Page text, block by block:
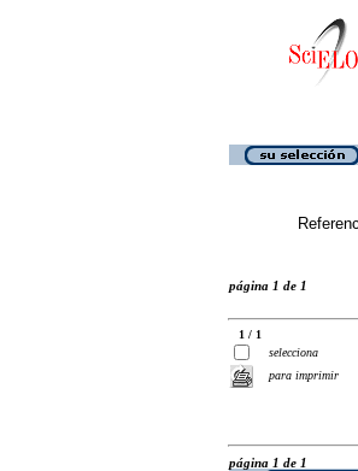
página 1 de 1
1 / 1
selecciona
para imprimir
página 1 de 1